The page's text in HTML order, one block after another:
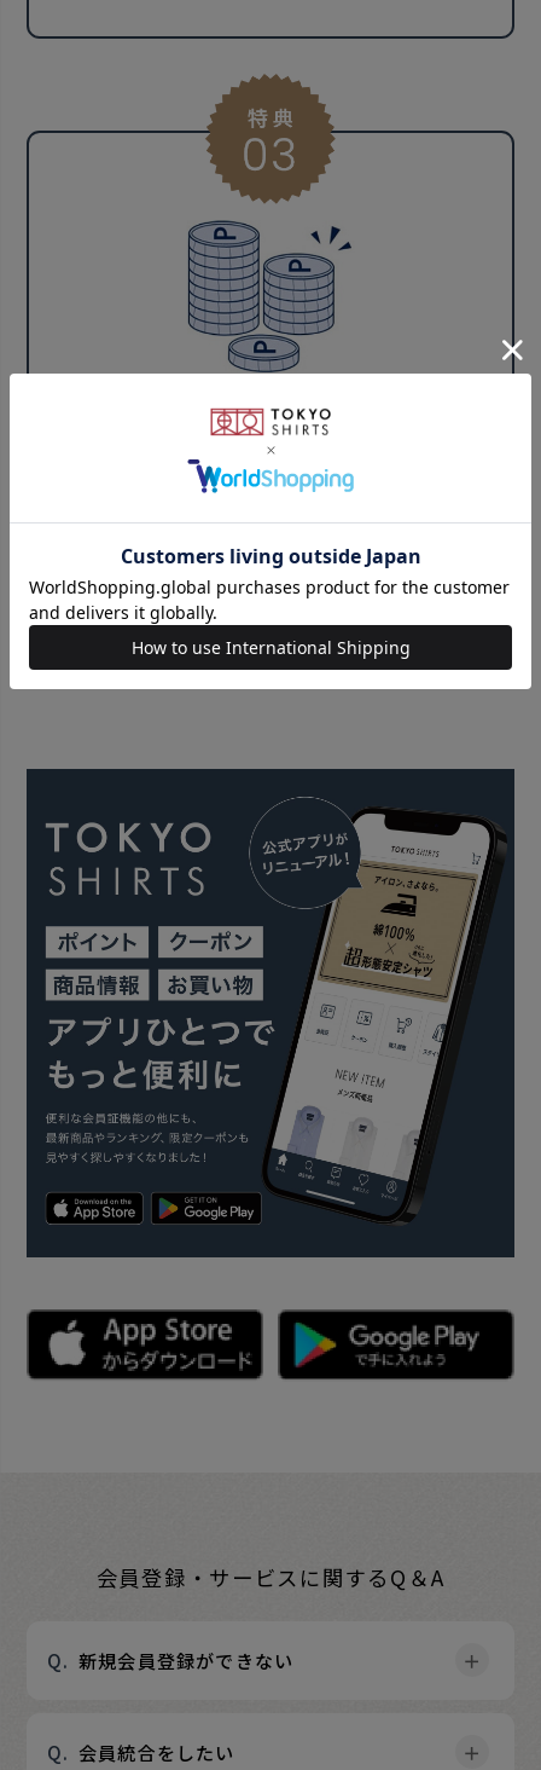
店舗・アプリ・公式通販で
共通のポイントが貯まる・使える！
会員登録・サービスに関するQ＆A
新規会員登録ができない
会員統合をしたい